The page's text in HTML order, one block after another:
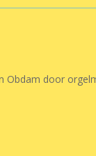
Obdam door